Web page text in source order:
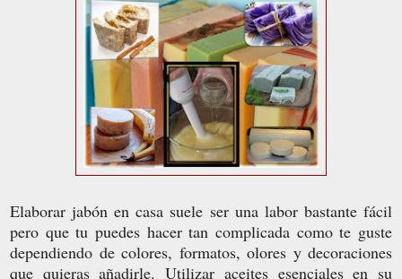
Elaborar jabón en casa suele ser una labor bastante fácil
pero que tu puedes hacer tan complicada como te guste
dependiendo de colores, formatos, olores y decoraciones
que quieras añadirle. Utilizar aceites esenciales en su